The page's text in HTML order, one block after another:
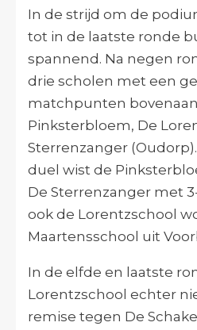
In de strijd om de
tot in de laatste ronde
spannend. Na negen
drie scholen met een
matchpunten
Pinksterbloem, De
Sterrenzanger
duel wist de
De Sterrenzanger met
ook de Lorentzschool
Maartensschool uit
In de elfde en laatste
Lorentzschool echter
remise tegen De